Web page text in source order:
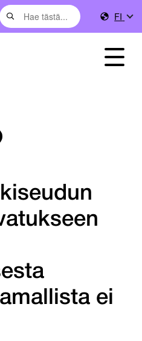
FI
ei